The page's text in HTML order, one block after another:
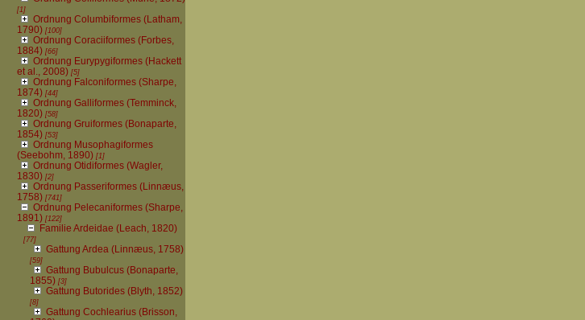
[1]
Ordnung Columbiformes (Latham,
1790)[100]
Ordnung Coraciiformes (Forbes,
1884)[66]
Ordnung Eurypygiformes (Hackett
et al., 2008)[5]
Ordnung Falconiformes (Sharpe,
1874)[44]
Ordnung Galliformes (Temminck,
1820)[58]
Ordnung Gruiformes (Bonaparte,
1854)[53]
Ordnung Musophagiformes
(Seebohm, 1890)[1]
Ordnung Otidiformes (Wagler,
1830)[2]
Ordnung Passeriformes (Linnæus,
1758)[741]
Ordnung Pelecaniformes (Sharpe,
1891)[122]
Familie Ardeidae (Leach, 1820)
[77]
Gattung Ardea (Linnæus, 1758)
[59]
Gattung Bubulcus (Bonaparte,
1855)[3]
Gattung Butorides (Blyth, 1852)
[8]
Gattung Cochlearius (Brisson,